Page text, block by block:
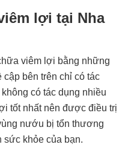
lợi tại Nha
viêm lợi bằng những
bên trên chỉ có tác
có tác dụng nhiều
tốt nhất nên được điều trị
nướu bị tổn thương
sức khỏe của bạn.